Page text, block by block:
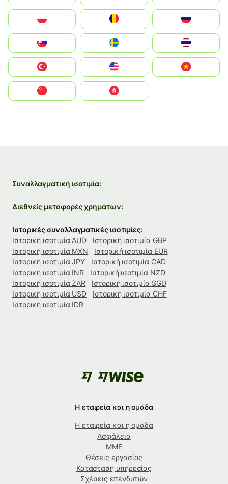
United States
中國香港特別行政區
Συναλλαγματική ισοτιμία:
Διεθνείς μεταφορές χρημάτων:
Ιστορικές συναλλαγματικές ισοτιμίες:
Ιστορική ισοτιμία AUD
Ιστορική ισοτιμία GBP
Ιστορική ισοτιμία MXN
Ιστορική ισοτιμία EUR
Ιστορική ισοτιμία JPY
Ιστορική ισοτιμία CAD
Ιστορική ισοτιμία INR
Ιστορική ισοτιμία NZD
Ιστορική ισοτιμία ZAR
Ιστορική ισοτιμία SGD
Ιστορική ισοτιμία USD
Ιστορική ισοτιμία CHF
Ιστορική ισοτιμία IDR
Η εταιρεία και η ομάδα
Η εταιρεία και η ομάδα
Ασφάλεια
ΜΜΕ
Θέσεις εργασίας
Κατάσταση υπηρεσίας
Σχέσεις επενδυτών